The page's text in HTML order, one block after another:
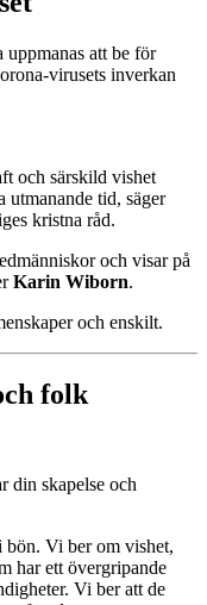
att be för
virusets inverkan
och särskild vishet
utmanande tid, säger
kristna råd.
och visar på
Karin Wiborn.
och enskilt.
folk
din skapelse och
bön. Vi ber om vishet,
har ett övergripande
Vi ber att de